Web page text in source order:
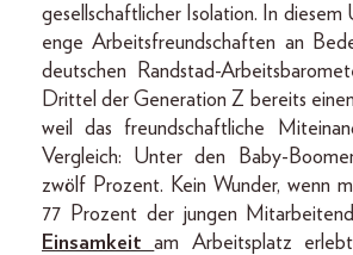
gesellschaftlicher Isolation. In diesem
enge Arbeitsfreundschaften an
deutschen Randstad-
Drittel der Generation Z bereits
weil das freundschaftliche
Vergleich: Unter den Baby-
zwölf Prozent. Kein Wunder, wenn
77 Prozent der jungen
Einsamkeitam Arbeitsplatz